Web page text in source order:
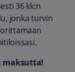
36 kk:n
jonka turvin
maksutta!